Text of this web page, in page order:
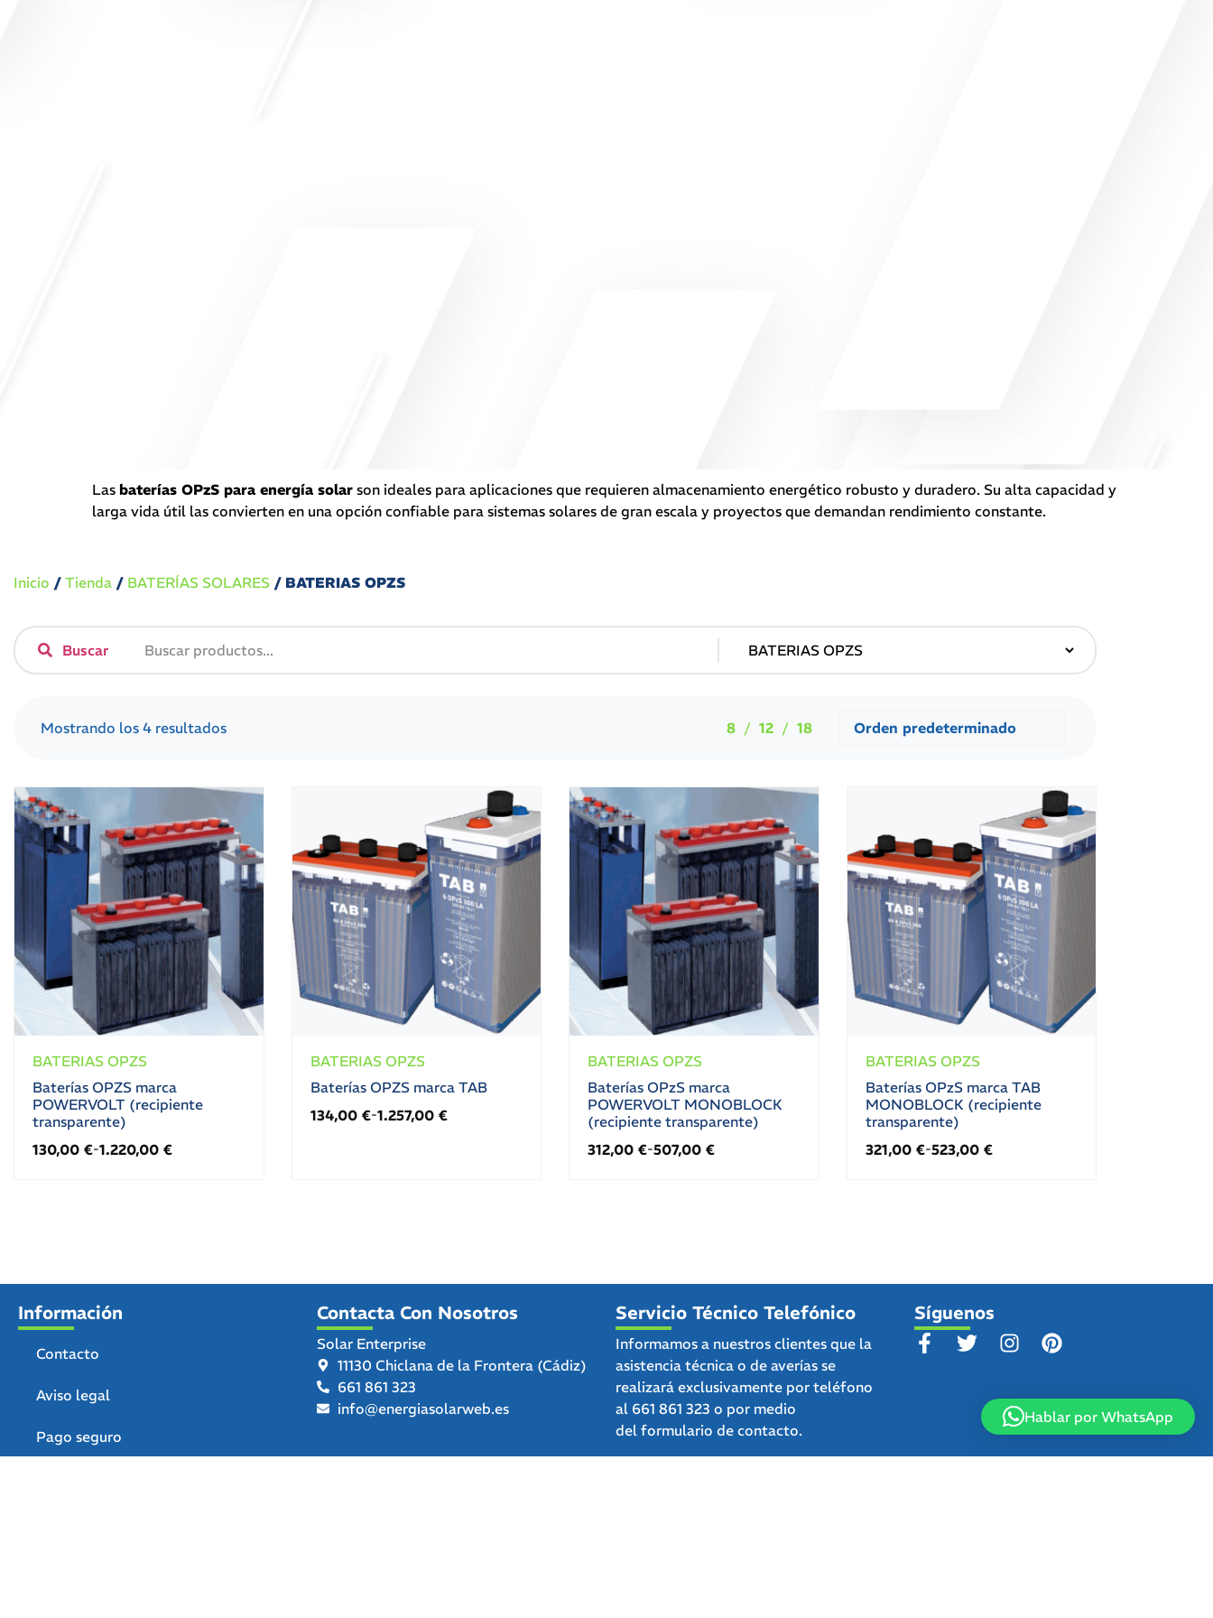
Las baterías OPzS para energía solar son ideales para aplicaciones que requieren almacenamiento energético robusto y duradero. Su alta capacidad y
larga vida útil las convierten en una opción confiable para sistemas solares de gran escala y proyectos que demandan rendimiento constante.
Inicio / Tienda / BATERÍAS SOLARES / BATERIAS OPZS
Buscar
Mostrando los 4 resultados 8 12 18
BATERIAS OPZS
Baterías OPZS marca
POWERVOLT (recipiente
transparente)
130,00 €-1.220,00 €
BATERIAS OPZS
Baterías OPZS marca TAB
134,00 €-1.257,00 €
BATERIAS OPZS
Baterías OPzS marca
POWERVOLT MONOBLOCK
(recipiente transparente)
312,00 €-507,00 €
BATERIAS OPZS
Baterías OPzS marca TAB
MONOBLOCK (recipiente
transparente)
321,00 €-523,00 €
Información
Contacto
Aviso legal
Pago seguro
Contacta Con Nosotros
Solar Enterprise
11130 Chiclana de la Frontera (Cádiz)
661 861 323
info@energiasolarweb.es
Servicio Técnico Telefónico
Informamos a nuestros clientes que la
asistencia técnica o de averías se
realizará exclusivamente por teléfono
al 661 861 323 o por medio
del formulario de contacto.
Síguenos
Hablar por WhatsApp